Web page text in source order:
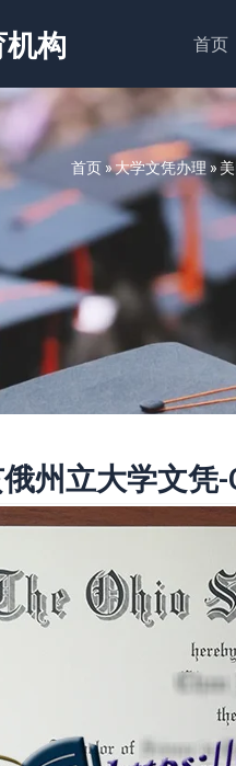
构 首页
首页»大学文凭办理 »
州立大学文